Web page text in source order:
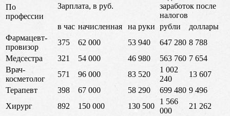
По
профессии
Зарплата, в руб.
заработок после
налогов
в час начисленная на руки рубли
доллары
Фармацевт-
провизор
375 62 000 53 940 647 280 8 788
Медсестра
321 54 000 46 980 563 760 7 654
Врач-
косметолог
571 96 000 83 520
1 002
240
13 607
Терапевт
398 67 000 58 290 699 480 9 496
Хирург
892 150 000 130 500
1 566
000
21 262